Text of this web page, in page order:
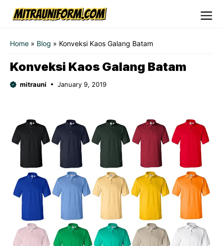
Skip
Home » Blog » Konveksi Kaos Galang Batam
Konveksi Kaos Galang Batam
mitrauni January 9, 2019